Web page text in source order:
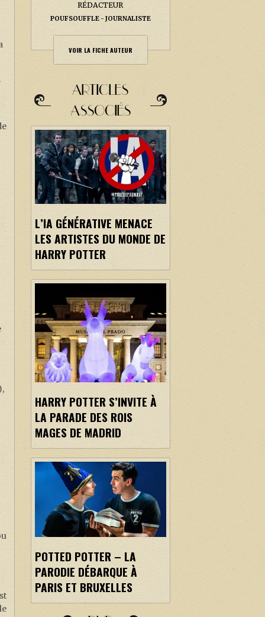
RÉDACTEUR
POUFSOUFFLE JOURNALISTE
VOIR LA FICHE AUTEUR
ARTICLES
ASSOCIÉS
L’IA GÉNÉRATIVE MENACE
LES ARTISTES DU MONDE DE
HARRY POTTER
HARRY POTTER S’INVITE À
LA PARADE DES ROIS
MAGES DE MADRID
POTTED POTTER – LA
PARODIE DÉBARQUE À
PARIS ET BRUXELLES